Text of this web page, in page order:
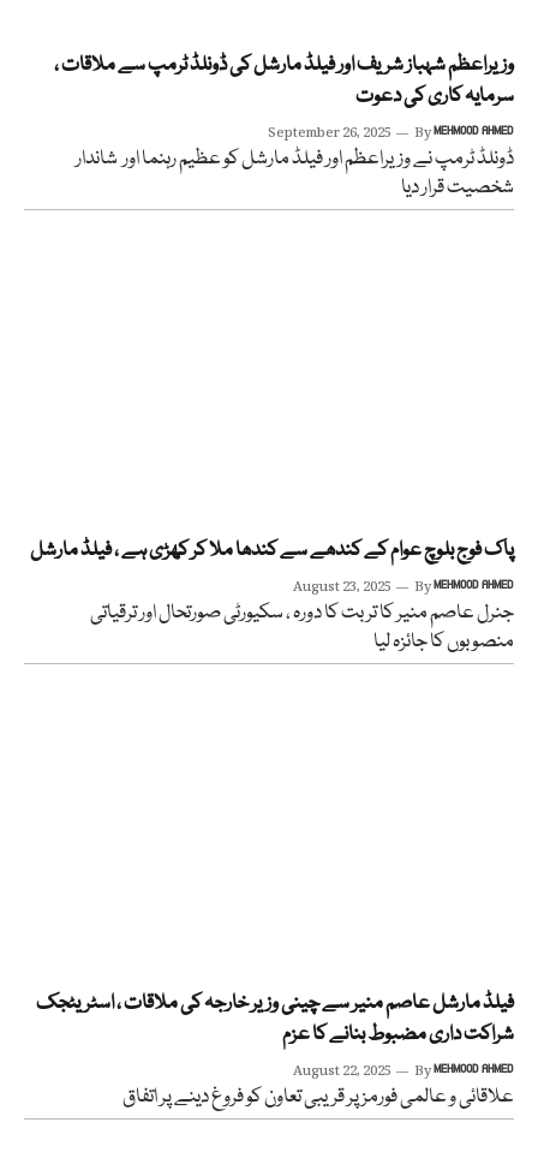
وزیراعظم شہباز شریف اور فیلڈ مارشل کی ڈونلڈ ٹرمپ سے ملاقات ،
سرمایہ کاری کی دعوت
September 26, 2025 ByMEHMOOD AHMED
ڈونلڈ ٹرمپ نے وزیراعظم اور فیلڈ مارشل کو عظیم رہنما اور شاندار
شخصیت قرار دیا
پاک فوج بلوچ عوام کے کندھے سے کندھا ملا کر کھڑی ہے ، فیلڈ مارشل
August 23, 2025 ByMEHMOOD AHMED
جنرل عاصم منیر کا تربت کا دورہ ، سکیورٹی صورتحال اور ترقیاتی
منصوبوں کا جائزہ لیا
فیلڈ مارشل عاصم منیر سے چینی وزیر خارجہ کی ملاقات ، اسٹریٹجک
شراکت داری مضبوط بنانے کا عزم
August 22, 2025 ByMEHMOOD AHMED
علاقائی و عالمی فورمز پر قریبی تعاون کو فروغ دینے پر اتفاق